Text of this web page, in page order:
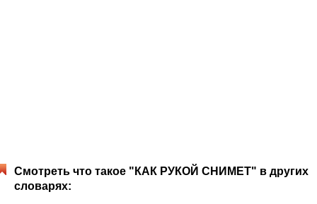
Смотреть что такое "КАК РУКОЙ СНИМЕТ" в других
словарях: